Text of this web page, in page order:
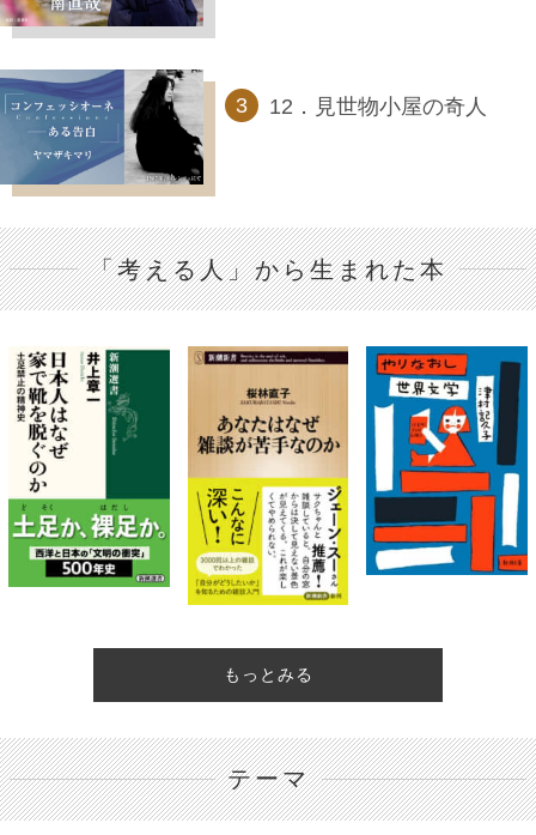
12．見世物小屋の奇人
「考える人」から生まれた本
もっとみる
テーマ